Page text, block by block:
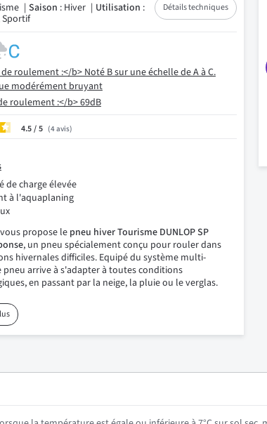
Détails techniques
Saison : Hiver Utilisation :
4.5/ 4avis
de charge élevée
à l'aquaplaning
propose lepneu hiver Tourisme DUNLOP SP
, un pneu spécialement conçu pour rouler dans
hivernales difficiles. Equipé du système multi-
pneu arrive à s'adapter à toutes conditions
en passant par la neige, la pluie ou le verglas.